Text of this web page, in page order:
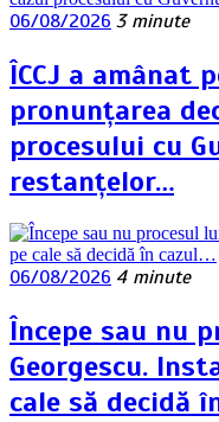
06/08/2026 3 minute
ÎCCJ a amânat
pronunțarea
procesului cu
restanțelor…
06/08/2026 4 minute
Începe sau nu
Georgescu.
cale să decidă